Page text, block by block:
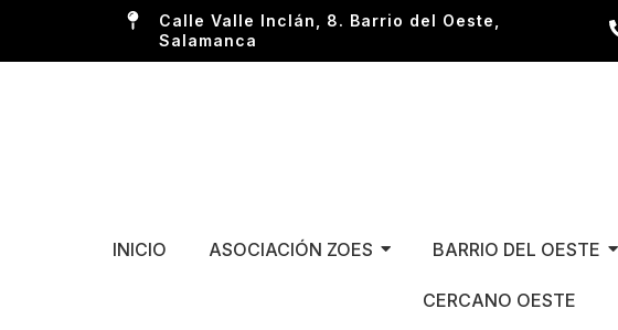
Calle Valle Inclán, 8. Barrio del Oeste,
Salamanca
INICIO ASOCIACIÓN ZOES BARRIO DEL OESTE
CERCANO OESTE